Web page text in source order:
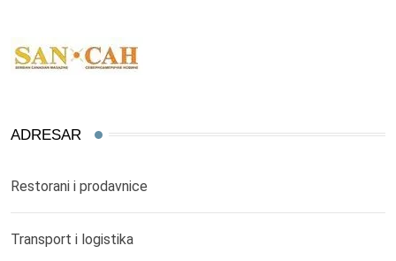
ADRESAR
Restorani i prodavnice
Transport i logistika